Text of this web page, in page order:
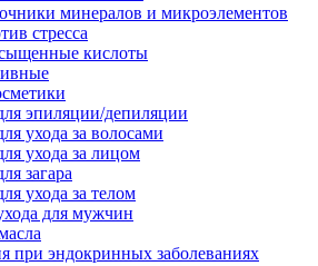
минералов и микроэлементов
стресса
кислоты
эпиляции/депиляции
ухода за волосами
ухода за лицом
загара
ухода за телом
для мужчин
при эндокринных заболеваниях